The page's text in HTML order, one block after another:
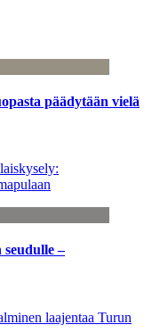
päädytään vielä
–
laajentaa Turun